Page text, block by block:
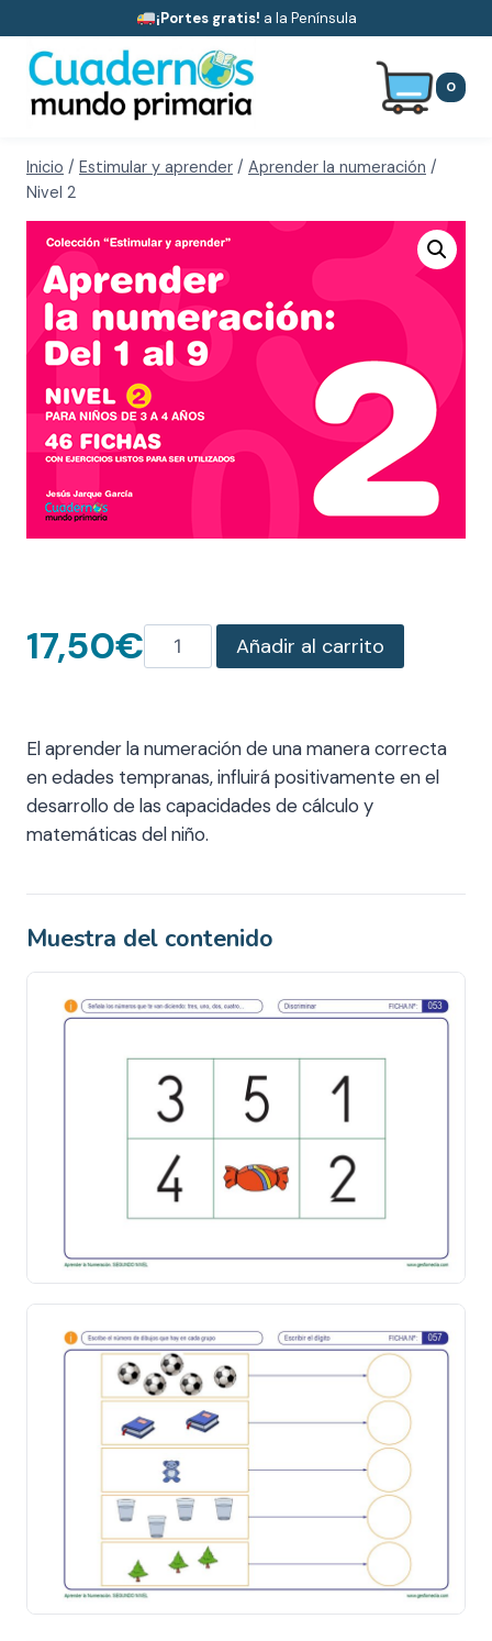
al
contenido
¡Portes gratis! a la Península
0
Inicio / Estimular y aprender / Aprender la numeración /
Nivel 2
17,50€ Aprender
la
Añadir al carrito
El aprender la numeración de una manera correcta
en edades tempranas, influirá positivamente en el
desarrollo de las capacidades de cálculo y
matemáticas del niño.
Muestra del contenido